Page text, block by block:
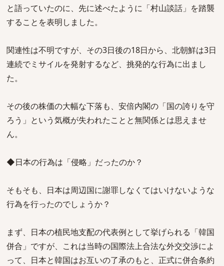
と語っていたのに、先に述べたように「村山談話」を踏襲
することを表明しました。
関連性は不明ですが、その3日後の18日から、北朝鮮は3日
連続でミサイルを発射するなど、挑発的な行為に出まし
た。
その後の株価の大幅な下落も、安倍内閣の「国の誇りを守
ろう」という気概が失われたことと無関係とは思えませ
ん。
◆日本の行為は「侵略」だったのか？
そもそも、日本は周辺国に謝罪しなくてはいけないような
行為を行ったのでしょうか？
まず、日本の植民地支配の代表例として挙げられる「韓国
併合」ですが、これは当時の国際法上合法な外交交渉によ
って、日本と韓国はお互いの了承のもと、正式に併合条約